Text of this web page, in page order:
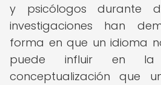
y psicólogos durante
investigaciones han
forma en que un idioma
puede influir en la
conceptualización que